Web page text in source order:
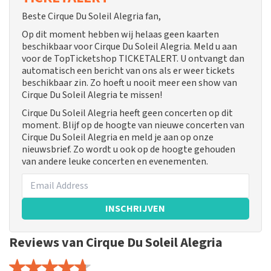
Beste Cirque Du Soleil Alegria fan,
Op dit moment hebben wij helaas geen kaarten
beschikbaar voor Cirque Du Soleil Alegria. Meld u aan
voor de TopTicketshop TICKETALERT. U ontvangt dan
automatisch een bericht van ons als er weer tickets
beschikbaar zin. Zo hoeft u nooit meer een show van
Cirque Du Soleil Alegria te missen!
Cirque Du Soleil Alegria heeft geen concerten op dit
moment. Blijf op de hoogte van nieuwe concerten van
Cirque Du Soleil Alegria en meld je aan op onze
nieuwsbrief. Zo wordt u ook op de hoogte gehouden
van andere leuke concerten en evenementen.
INSCHRIJVEN
Reviews van Cirque Du Soleil Alegria